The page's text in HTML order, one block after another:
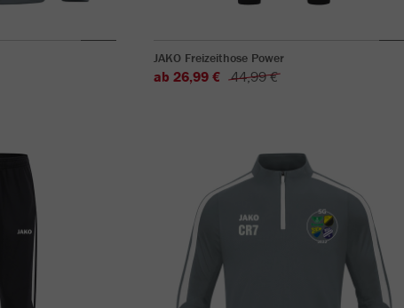
JAKO Freizeithose Power
ab 26,99 € 44,99 €